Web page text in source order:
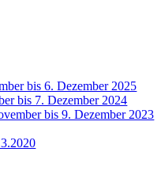
bis 6. Dezember 2025
bis 7. Dezember 2024
bis 9. Dezember 2023